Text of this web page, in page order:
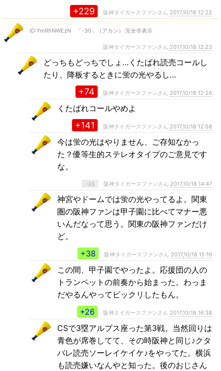
+229 阪神タイガースファンさん 2017,10/18 12:22
ID:YmRhNWEzN 「-30」（アカン） 完全非表示
阪神タイガースファンさん 2017,10/18 12:23
どっちもどっちでしょ…くたばれ読売コールし
たり、降板するときに蛍の光やるし…
+74 阪神タイガースファンさん 2017,10/18 12:26
くたばれコールやめよ
+141 阪神タイガースファンさん 2017,10/18 12:58
今は蛍の光はやりません、ご存知なかっ
た？優等生的ステレオタイプのご意見です
な。
-23 阪神タイガースファンさん 2017,10/18 14:47
神宮やドームでは蛍の光やってるよ。関東
圏の阪神ファンは甲子園に比べてマナー悪
いんだなって思う。関東の阪神ファンだけ
ど。
+38
阪神タイガースファンさん 2017,10/18 15:19
この間、甲子園でやったよ。応援団の人の
トランペットの前奏から始まった。わっま
だやるんやってビックリしたもん。
+26
阪神タイガースファンさん 2017,10/18 16:38
CSで3塁アルプス座った第3戦。当然回りは
青色が席巻してて、その時阪神と同じ♪クタ
バレ読売ソーレイケイケ♪をやってた。横浜
も読売嫌いなんやと知った。後のおじさん